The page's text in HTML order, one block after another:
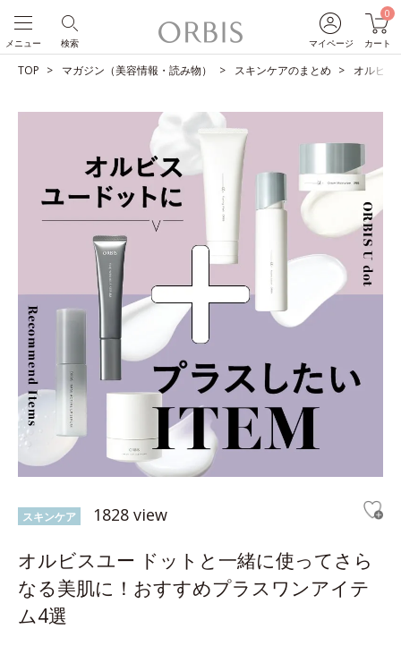
マイページ
0
カート
検索
メニュー
TOP マガジン（美容情報・読み物） スキンケアのまとめ オルビス
スキンケア 1828 view
オルビスユー ドットと一緒に使ってさら
なる美肌に！おすすめプラスワンアイテ
ム4選